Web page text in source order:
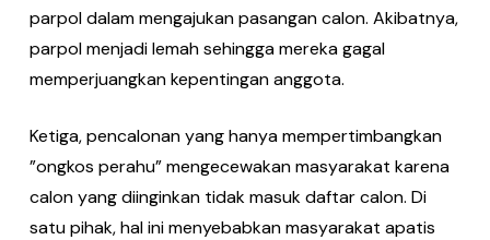
parpol dalam mengajukan pasangan calon. Akibatnya,
parpol menjadi lemah sehingga mereka gagal
memperjuangkan kepentingan anggota.
Ketiga, pencalonan yang hanya mempertimbangkan
”ongkos perahu” mengecewakan masyarakat karena
calon yang diinginkan tidak masuk daftar calon. Di
satu pihak, hal ini menyebabkan masyarakat apatis